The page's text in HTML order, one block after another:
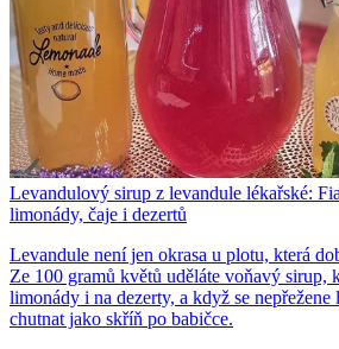
Levandulový sirup z levandule lékařské:
limonády, čaje i dezertů
Levandule není jen okrasa u plotu, která
Ze 100 gramů květů uděláte voňavý sirup,
limonády i na dezerty, a když se
chutnat jako skříň po babičce.